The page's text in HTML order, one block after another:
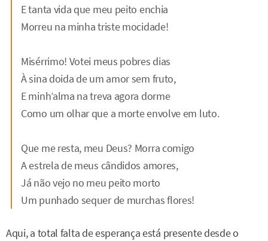
E tanta vida que meu peito enchia
Morreu na minha triste mocidade!
Misérrimo! Votei meus pobres dias
À sina doida de um amor sem fruto,
E minh’alma na treva agora dorme
Como um olhar que a morte envolve em luto.
Que me resta, meu Deus? Morra comigo
A estrela de meus cândidos amores,
Já não vejo no meu peito morto
Um punhado sequer de murchas flores!
Aqui, a total falta de esperança está presente desde o